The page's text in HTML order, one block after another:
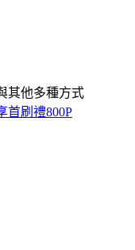
其他多種方式
首刷禮800P